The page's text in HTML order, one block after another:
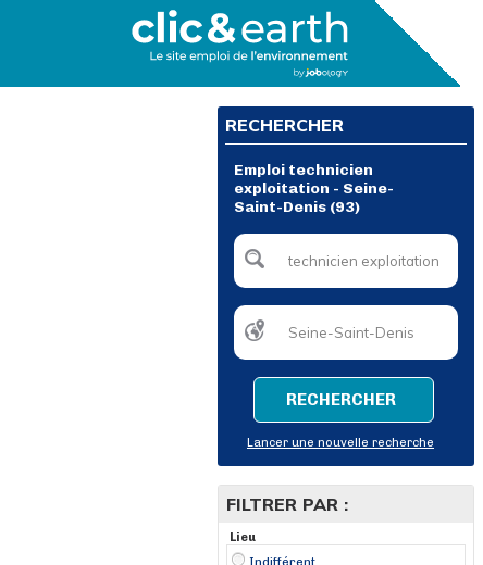
RECHERCHER
Emploi technicien
exploitation - Seine-
Saint-Denis (93)
RECHERCHER
Lancer une nouvelle recherche
FILTRER PAR :
Lieu
Indifférent